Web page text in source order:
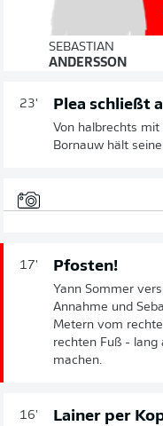
SEBASTIAN
ANDERSSON
23' Plea schließt
Von halbrechts
Bornauw hält
17' Pfosten!
Yann Sommer
Annahme und
Metern vom
rechten Fuß - lang
machen.
16' Lainer per